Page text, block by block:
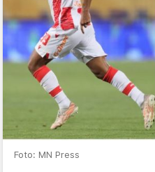
Foto: MN Press